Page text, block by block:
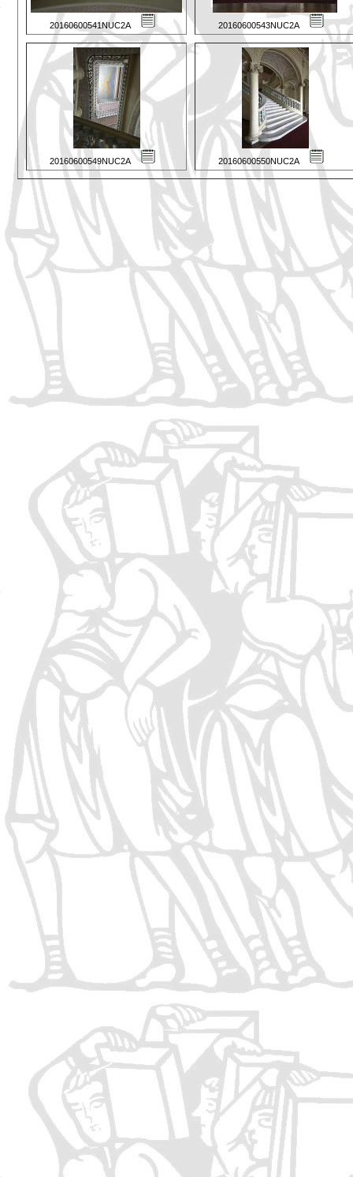
20160600541NUC2A 20160600543NUC2A
20160600549NUC2A 20160600550NUC2A